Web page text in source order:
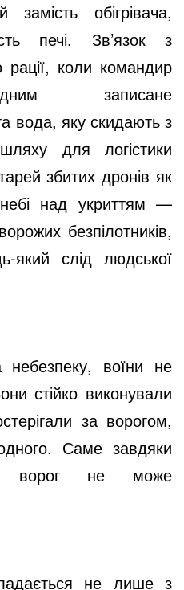
обігрівача,
печі. Зв’язок з
коли командир
записане
вода, яку скидають з
для логістики
збитих дронів як
над укриттям —
безпілотників,
який слід людської
воїни не
стійко виконували
за ворогом,
Саме завдяки
ворог не може
не лише з